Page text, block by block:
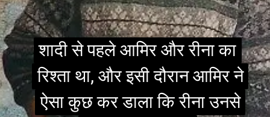
शादी से पहले आमिर और रीना का
रिश्ता था, और इसी दौरान आमिर ने
ऐसा कुछ कर डाला कि रीना उनसे
शादी से पहले आमिर और रीना का
रिश्ता था, और इसी दौरान आमिर ने
ऐसा कुछ कर डाला कि रीना उनसे